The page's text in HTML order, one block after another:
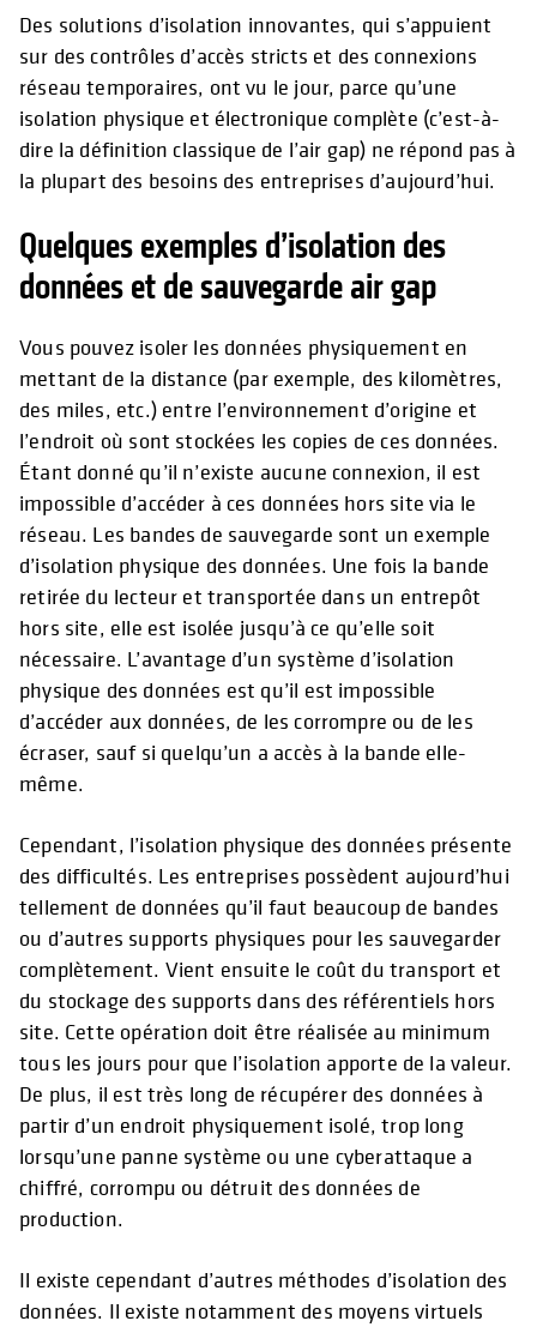
Des solutions d’isolation innovantes, qui s’appuient
sur des contrôles d’accès stricts et des connexions
réseau temporaires, ont vu le jour, parce qu’une
isolation physique et électronique complète (c’est-à-
dire la définition classique de l’air gap) ne répond pas à
la plupart des besoins des entreprises d’aujourd’hui.
Quelques exemples d’isolation des
données et de sauvegarde air gap
Vous pouvez isoler les données physiquement en
mettant de la distance (par exemple, des kilomètres,
des miles, etc.) entre l’environnement d’origine et
l’endroit où sont stockées les copies de ces données.
Étant donné qu’il n’existe aucune connexion, il est
impossible d’accéder à ces données hors site via le
réseau. Les bandes de sauvegarde sont un exemple
d’isolation physique des données. Une fois la bande
retirée du lecteur et transportée dans un entrepôt
hors site, elle est isolée jusqu’à ce qu’elle soit
nécessaire. L’avantage d’un système d’isolation
physique des données est qu’il est impossible
d’accéder aux données, de les corrompre ou de les
écraser, sauf si quelqu’un a accès à la bande elle-
même.
Cependant, l’isolation physique des données présente
des difficultés. Les entreprises possèdent aujourd’hui
tellement de données qu’il faut beaucoup de bandes
ou d’autres supports physiques pour les sauvegarder
complètement. Vient ensuite le coût du transport et
du stockage des supports dans des référentiels hors
site. Cette opération doit être réalisée au minimum
tous les jours pour que l’isolation apporte de la valeur.
De plus, il est très long de récupérer des données à
partir d’un endroit physiquement isolé, trop long
lorsqu’une panne système ou une cyberattaque a
chiffré, corrompu ou détruit des données de
production.
Il existe cependant d’autres méthodes d’isolation des
données. Il existe notamment des moyens virtuels